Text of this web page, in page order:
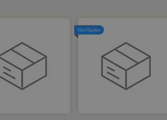
Νέο Προϊόν